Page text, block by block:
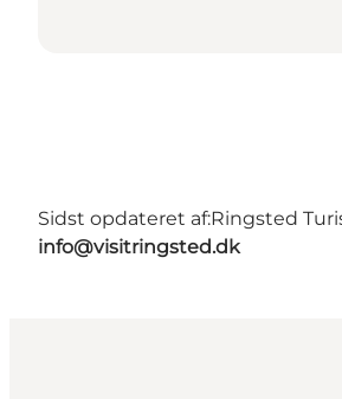
Sidst opdateret af:Ringsted
info@visitringsted.dk